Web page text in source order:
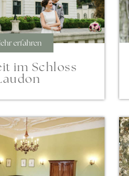
erfahren
im Schloss